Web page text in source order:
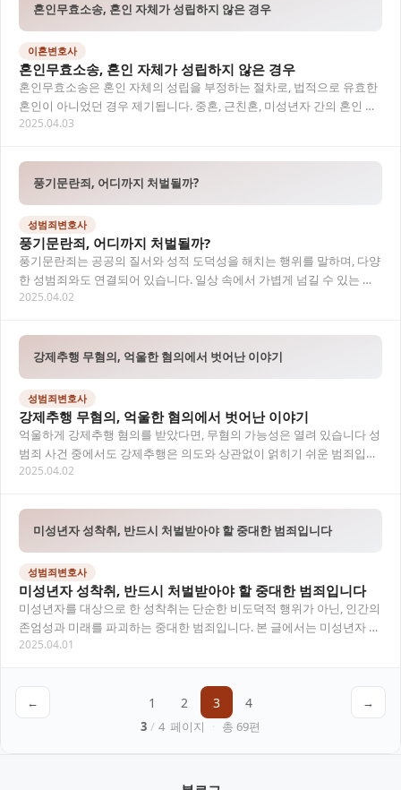
혼인무효소송, 혼인 자체가 성립하지 않은 경우
이혼변호사
혼인무효소송, 혼인 자체가 성립하지 않은 경우
혼인무효소송은 혼인 자체의 성립을 부정하는 절차로, 법적으로 유효한
혼인이 아니었던 경우 제기됩니다. 중혼, 근친혼, 미성년자 간의 혼인 등
민법상 혼인의 요건을 위반한 경우가 대…
2025.04.03
풍기문란죄, 어디까지 처벌될까?
성범죄변호사
풍기문란죄, 어디까지 처벌될까?
풍기문란죄는 공공의 질서와 성적 도덕성을 해치는 행위를 말하며, 다양
한 성범죄와도 연결되어 있습니다. 일상 속에서 가볍게 넘길 수 있는 행
동이라도 법적으로는 풍기문란죄로 문제될 수…
2025.04.02
강제추행 무혐의, 억울한 혐의에서 벗어난 이야기
성범죄변호사
강제추행 무혐의, 억울한 혐의에서 벗어난 이야기
억울하게 강제추행 혐의를 받았다면, 무혐의 가능성은 열려 있습니다 성
범죄 사건 중에서도 강제추행은 의도와 상관없이 얽히기 쉬운 범죄입니
다. 그러나 모든 고소가 유죄로 이어지는 것은…
2025.04.02
미성년자 성착취, 반드시 처벌받아야 할 중대한 범죄입니다
성범죄변호사
미성년자 성착취, 반드시 처벌받아야 할 중대한 범죄입니다
미성년자를 대상으로 한 성착취는 단순한 비도덕적 행위가 아닌, 인간의
존엄성과 미래를 파괴하는 중대한 범죄입니다. 본 글에서는 미성년자 성
착취의 개념부터 처벌 기준, 관련 판례,…
2025.04.01
← 1 2 3 4
→
3 / 4 페이지 · 총 69편